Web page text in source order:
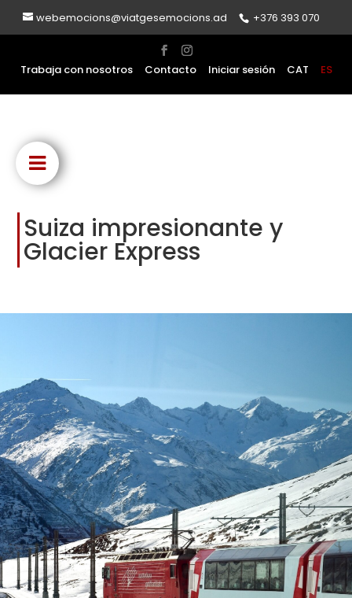
webemocions@viatgesemocions.ad +376 393 070
Trabaja con nosotros Contacto Iniciar sesión CAT ES
Suiza impresionante y
Glacier Express